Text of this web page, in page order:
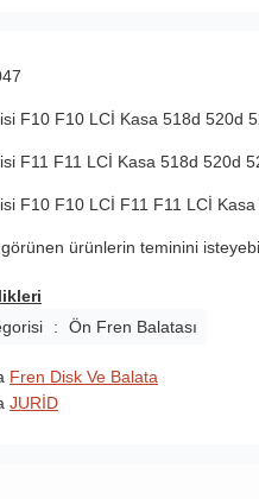
F10 F10 LCİ Kasa 518d 520d
F11 F11 LCİ Kasa 518d 520d
F10 F10 LCİ F11 F11 LCİ
ürünlerin teminini
: Ön Fren Balatası
Fren Disk Ve Balata
JURİD